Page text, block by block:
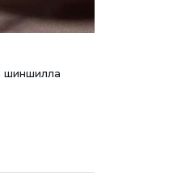
шиншилла